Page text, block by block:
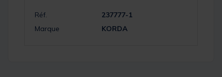
Réf.
237777-1
Marque
KORDA